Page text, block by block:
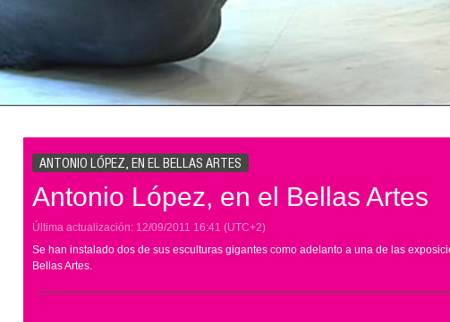
ANTONIO LÓPEZ, EN EL BELLAS ARTES
Antonio López, en el Bellas Artes
Última actualización: 12/09/2011 16:41 (UTC+2)
Se han instalado dos de sus esculturas gigantes como adelanto a una de las
Bellas Artes.